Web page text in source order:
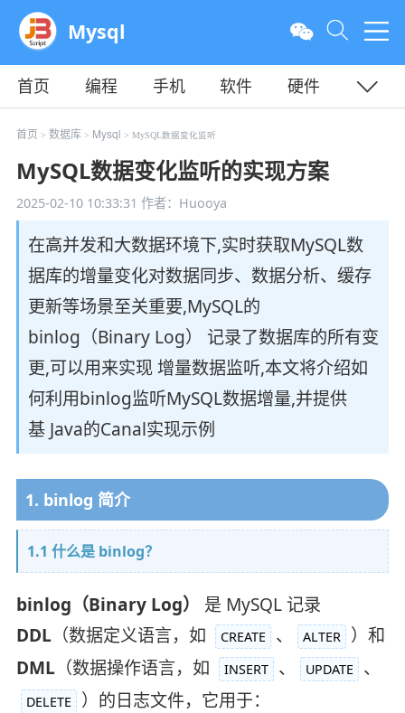
Mysql
首页 编程 手机 软件
硬件
教程
平面 服务器
首页 > 数据库> Mysql > MySQL数据变化监听
MySQL数据变化监听的实现方案
2025-02-10 10:33:31 作者：Huooya
在高并发和大数据环境下,实时获取MySQL数
据库的增量变化对数据同步、数据分析、缓存
更新等场景至关重要,MySQL的
binlog（Binary Log） 记录了数据库的所有变
更,可以用来实现 增量数据监听,本文将介绍如
何利用binlog监听MySQL数据增量,并提供
基 Java的Canal实现示例
1. binlog 简介
1.1 什么是 binlog？
binlog（Binary Log）
是 MySQL 记录
DDL（数据定义语言，如 CREATE 、 ALTER
）和
DML（数据操作语言，如 INSERT 、 UPDATE 、
DELETE
）的日志文件，它用于：